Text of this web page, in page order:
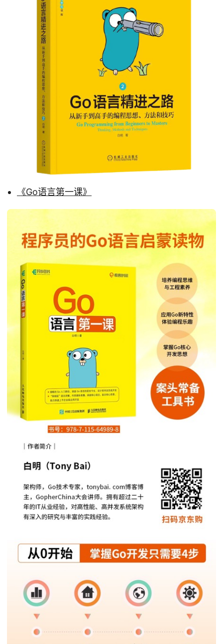
《Go语言第一课》